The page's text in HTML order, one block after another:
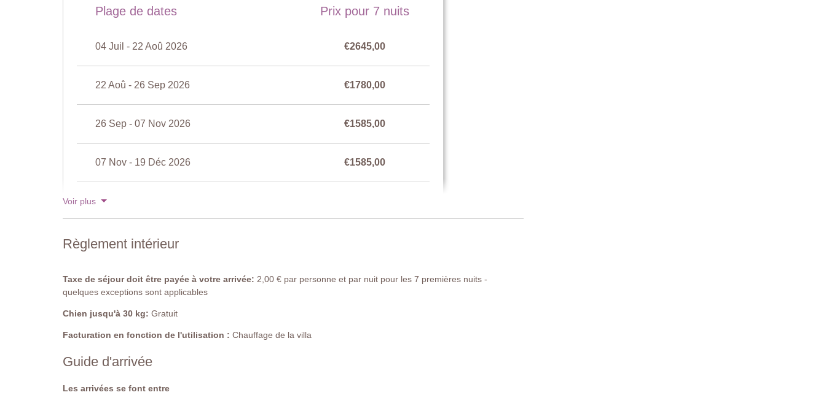
Douche, baignoire, lavabo.
Lit double, (ne peut pas être converti en lits jumeaux), armoire, porte donnant sur le jardin.
Salon
Longueur: 12 mètres
Accès: echelle en métal
Ouverture: avril à octobre
Mobilier de piscine: chaises longues
Nettoyée: chlore
Plage de dates Prix pour 7 nuits
04 Juil - 22 Aoû 2026 €2645,00
22 Aoû - 26 Sep 2026 €1780,00
26 Sep - 07 Nov 2026 €1585,00
07 Nov - 19 Déc 2026 €1585,00
19 Déc - 02 Jan 2027
Voir plus
Règlement intérieur
Taxe de séjour doit être payée à votre arrivée: 2,00 € par personne et par nuit pour les 7 premières nuits -
quelques exceptions sont applicables
Chien jusqu'à 30 kg: Gratuit
Facturation en fonction de l'utilisation : Chauffage de la villa
Guide d'arrivée
Les arrivées se font entre